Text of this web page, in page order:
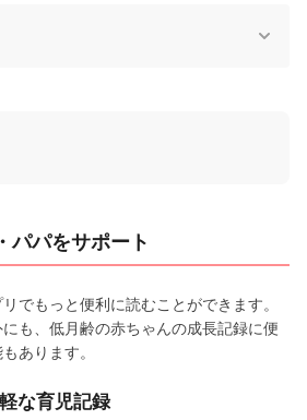
パパをサポート
でもっと便利に読むことができます。
も、低月齢の赤ちゃんの成長記録に便
あります。
な育児記録